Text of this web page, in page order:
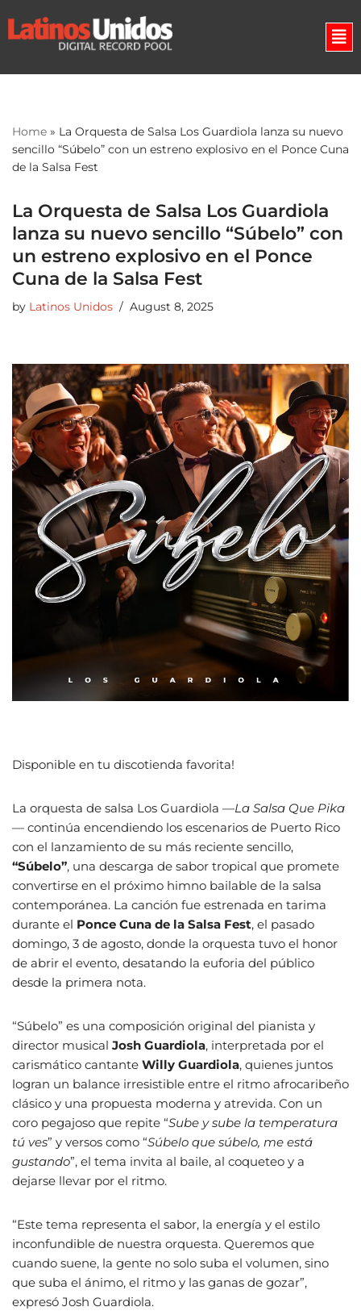
Skip
Home » La Orquesta de Salsa Los Guardiola lanza su nuevo
sencillo “Súbelo” con un estreno explosivo en el Ponce Cuna
de la Salsa Fest
La Orquesta de Salsa Los Guardiola
lanza su nuevo sencillo “Súbelo” con
un estreno explosivo en el Ponce
Cuna de la Salsa Fest
by Latinos Unidos August 8, 2025
Disponible en tu discotienda favorita!
La orquesta de salsa Los Guardiola —La Salsa Que Pika
— continúa encendiendo los escenarios de Puerto Rico
con el lanzamiento de su más reciente sencillo,
“Súbelo”, una descarga de sabor tropical que promete
convertirse en el próximo himno bailable de la salsa
contemporánea. La canción fue estrenada en tarima
durante el Ponce Cuna de la Salsa Fest, el pasado
domingo, 3 de agosto, donde la orquesta tuvo el honor
de abrir el evento, desatando la euforia del público
desde la primera nota.
“Súbelo” es una composición original del pianista y
director musical Josh Guardiola, interpretada por el
carismático cantante Willy Guardiola, quienes juntos
logran un balance irresistible entre el ritmo afrocaribeño
clásico y una propuesta moderna y atrevida. Con un
coro pegajoso que repite “Sube y sube la temperatura
tú ves” y versos como “Súbelo que súbelo, me está
gustando”, el tema invita al baile, al coqueteo y a
dejarse llevar por el ritmo.
“Este tema representa el sabor, la energía y el estilo
inconfundible de nuestra orquesta. Queremos que
cuando suene, la gente no solo suba el volumen, sino
que suba el ánimo, el ritmo y las ganas de gozar”,
expresó Josh Guardiola.